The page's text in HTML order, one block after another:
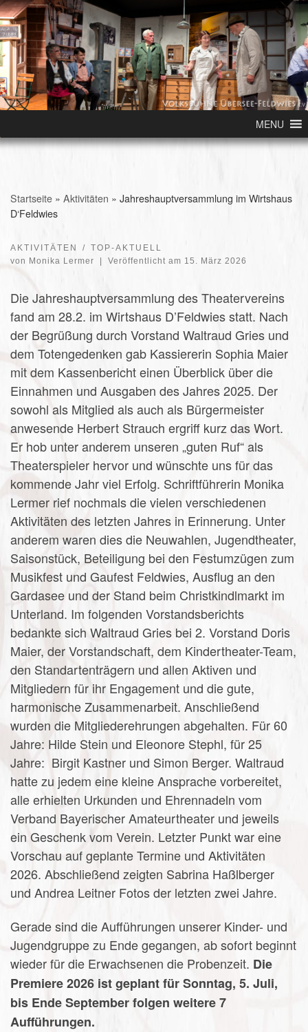
Skip to content
MENU
Startseite » Aktivitäten » Jahreshauptversammlung im Wirtshaus
D‘Feldwies
AKTIVITÄTEN
TOP-AKTUELL
von Monika Lermer | Veröffentlicht am 15. März 2026
Die Jahreshauptversammlung des Theatervereins
fand am 28.2. im Wirtshaus D’Feldwies statt. Nach
der Begrüßung durch Vorstand Waltraud Gries und
dem Totengedenken gab Kassiererin Sophia Maier
mit dem Kassenbericht einen Überblick über die
Einnahmen und Ausgaben des Jahres 2025. Der
sowohl als Mitglied als auch als Bürgermeister
anwesende Herbert Strauch ergriff kurz das Wort.
Er hob unter anderem unseren „guten Ruf“ als
Theaterspieler hervor und wünschte uns für das
kommende Jahr viel Erfolg. Schriftführerin Monika
Lermer rief nochmals die vielen verschiedenen
Aktivitäten des letzten Jahres in Erinnerung. Unter
anderem waren dies die Neuwahlen, Jugendtheater,
Saisonstück, Beteiligung bei den Festumzügen zum
Musikfest und Gaufest Feldwies, Ausflug an den
Gardasee und der Stand beim Christkindlmarkt im
Unterland. Im folgenden Vorstandsberichts
bedankte sich Waltraud Gries bei 2. Vorstand Doris
Maier, der Vorstandschaft, dem Kindertheater-Team,
den Standartenträgern und allen Aktiven und
Mitgliedern für ihr Engagement und die gute,
harmonische Zusammenarbeit. Anschließend
wurden die Mitgliederehrungen abgehalten. Für 60
Jahre: Hilde Stein und Eleonore Stephl, für 25
Jahre: Birgit Kastner und Simon Berger. Waltraud
hatte zu jedem eine kleine Ansprache vorbereitet,
alle erhielten Urkunden und Ehrennadeln vom
Verband Bayerischer Amateurtheater und jeweils
ein Geschenk vom Verein. Letzter Punkt war eine
Vorschau auf geplante Termine und Aktivitäten
2026. Abschließend zeigten Sabrina Haßlberger
und Andrea Leitner Fotos der letzten zwei Jahre.
Gerade sind die Aufführungen unserer Kinder- und
Jugendgruppe zu Ende gegangen, ab sofort beginnt
wieder für die Erwachsenen die Probenzeit. Die
Premiere 2026 ist geplant für Sonntag, 5. Juli,
bis Ende September folgen weitere 7
Aufführungen.